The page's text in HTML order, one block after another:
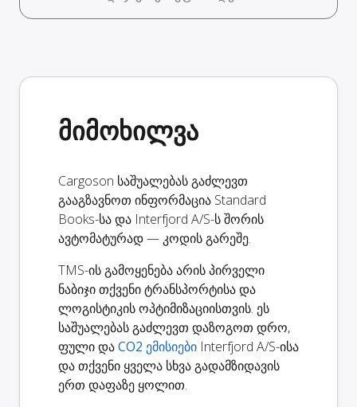
მიმოხილვა
Cargoson საშუალებას გაძლევთ
გააგზავნოთ ინფორმაცია Standard
Books-სა და Interfjord A/S-ს შორის
ავტომატურად — კოდის გარეშე.
TMS-ის გამოყენება არის პირველი
ნაბიჯი თქვენი ტრანსპორტისა და
ლოგისტიკის ოპტიმიზაციისთვის. ეს
საშუალებას გაძლევთ დაზოგოთ დრო,
ფული დაCO2 ემისიები Interfjord A/S-ისა
და თქვენი ყველა სხვა გადამზიდავის
ერთ დაფაზე ყოლით.